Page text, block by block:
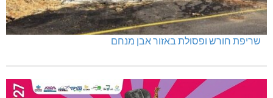
שריפת חורש ופסולת באזור אבן מנחם